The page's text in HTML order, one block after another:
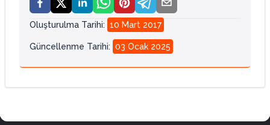
Oluşturulma Tarihi: 10 Mart 2017
Güncellenme Tarihi: 03 Ocak 2025